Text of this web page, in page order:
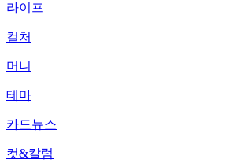
라이프
컬처
머니
테마
카드뉴스
컷&칼럼